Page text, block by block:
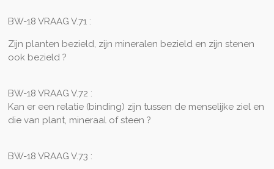
BW-18 VRAAG V.71 :
Zijn planten bezield, zijn mineralen bezield en zijn stenen
ook bezield ?
BW-18 VRAAG V.72 :
Kan er een relatie (binding) zijn tussen de menselijke ziel en
die van plant, mineraal of steen ?
BW-18 VRAAG V.73 :